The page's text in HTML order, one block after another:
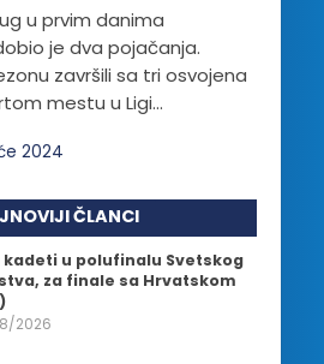
u prvim danima
je dva pojačanja.
završili sa tri osvojena
mestu u Ligi...
ČLANCI
kadeti u polufinalu Svetskog
za finale sa Hrvatskom
2026